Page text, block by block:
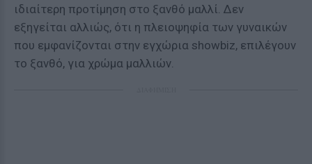
ιδιαίτερη προτίμηση στο ξανθό μαλλί. Δεν
εξηγείται αλλιώς, ότι η πλειοψηφία των γυναικών
που εμφανίζονται στην εγχώρια showbiz, επιλέγουν
το ξανθό, για χρώμα μαλλιών.